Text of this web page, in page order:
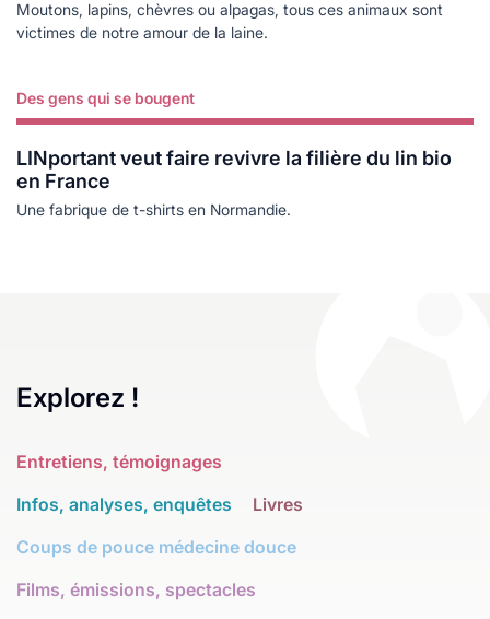
Moutons, lapins, chèvres ou alpagas, tous ces animaux sont
victimes de notre amour de la laine.
Des gens qui se bougent
LINportant veut faire revivre la filière du lin bio
en France
Une fabrique de t-shirts en Normandie.
Lire plus
Explorez !
Entretiens, témoignages
Infos, analyses, enquêtes
Livres
Coups de pouce médecine douce
Films, émissions, spectacles